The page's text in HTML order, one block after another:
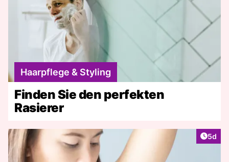
Haarpflege & Styling
Finden Sie den perfekten
Rasierer
5d